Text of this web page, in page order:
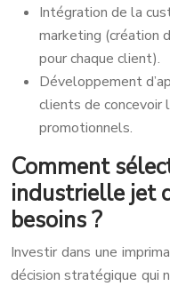
Intégration de la
marketing (création
pour chaque client).
Développement
clients de concevoir
promotionnels.
Comment
industrielle jet
besoins ?
Investir dans une
décision stratégique qui